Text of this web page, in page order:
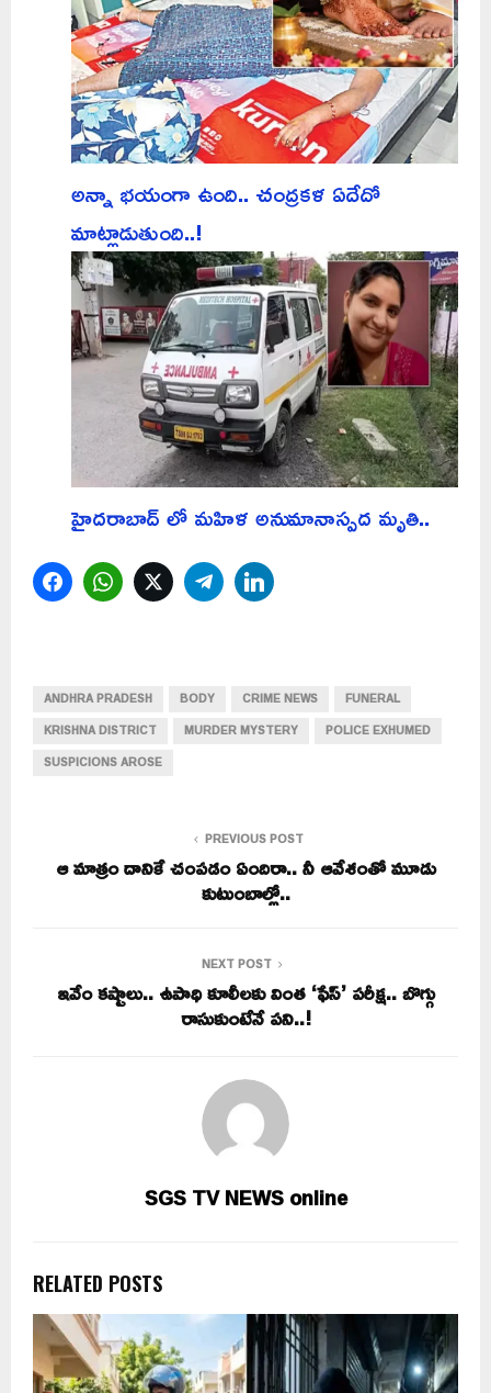
అన్నా భయంగా ఉంది.. చంద్రకళ ఏదేదో
మాట్లాడుతుంది..!
హైదరాబాద్ లో మహిళ అనుమానాస్పద మృతి..
FacebookWhatsAppTwitterTelegram
ANDHRA PRADESH BODY CRIME NEWS
FUNERAL
KRISHNA DISTRICT
MURDER MYSTERY
POLICE EXHUMED
SUSPICIONS AROSE
PREVIOUS POST
ఆ మాత్రం దానికే చంపడం ఏందిరా.. నీ ఆవేశంతో మూడు
కుటుంబాల్లో..
NEXT POST
ఇవేం కష్టాలు.. ఉపాధి కూలీలకు వింత ‘ఫేస్’ పరీక్ష.. బొగ్గు
రాసుకుంటేనే పని..!
SGS TV NEWS online
RELATED POSTS